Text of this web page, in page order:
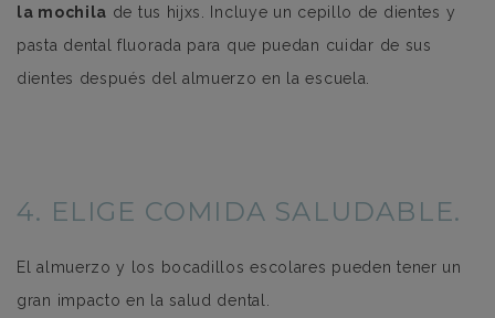
la mochila de tus hijxs. Incluye un cepillo de dientes y
pasta dental fluorada para que puedan cuidar de sus
dientes después del almuerzo en la escuela.
4. ELIGE COMIDA SALUDABLE.
El almuerzo y los bocadillos escolares pueden tener un
gran impacto en la salud dental.